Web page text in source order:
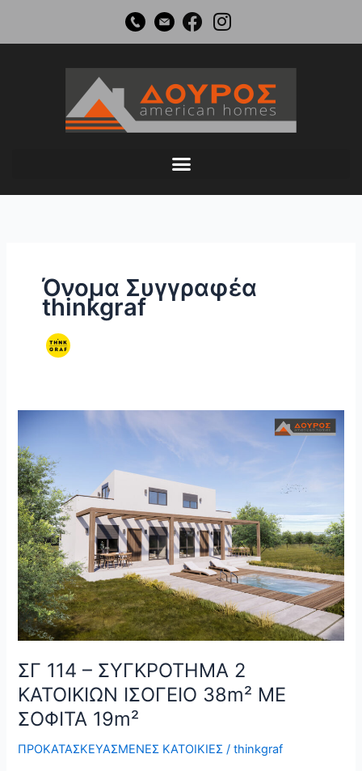
περιεχόμενο
Όνομα Συγγραφέα
thinkgraf
ΣΓ 114 – ΣΥΓΚΡΟΤΗΜΑ 2
ΚΑΤΟΙΚΙΩΝ ΙΣΟΓΕΙΟ 38m² ΜΕ
ΣΟΦΙΤΑ 19m²
ΠΡΟΚΑΤΑΣΚΕΥΑΣΜΕΝΕΣ ΚΑΤΟΙΚΙΕΣ /thinkgraf
–
ΣΥΓΚΡΟΤΗΜΑ
2
ΚΑΤΟΙΚΙΩΝ
ΙΣΟΓΕΙΟ
38m²
ΜΕ
ΣΟΦΙΤΑ
19m²